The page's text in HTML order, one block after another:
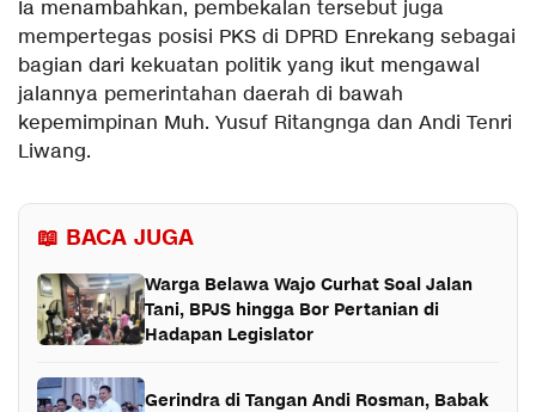
Ia menambahkan, pembekalan tersebut juga
mempertegas posisi PKS di DPRD Enrekang sebagai
bagian dari kekuatan politik yang ikut mengawal
jalannya pemerintahan daerah di bawah
kepemimpinan Muh. Yusuf Ritangnga dan Andi Tenri
Liwang.
📖 BACA JUGA
Warga Belawa Wajo Curhat Soal Jalan
Tani, BPJS hingga Bor Pertanian di
Hadapan Legislator
Gerindra di Tangan Andi Rosman, Babak